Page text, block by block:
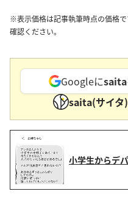
※表示価格は記事執筆時点の価格
確認ください。
Googleにsaita
saita(サイタ
小学生からデ